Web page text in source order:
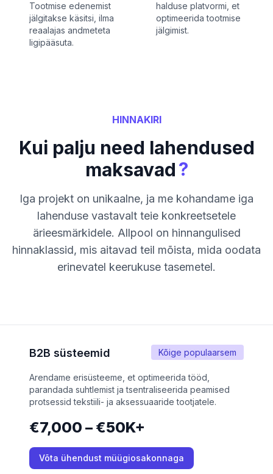
Tootmise edenemist
jälgitakse käsitsi, ilma
reaalajas andmeteta
ligipääsuta.
halduse platvormi, et
optimeerida tootmise
jälgimist.
HINNAKIRI
Kui palju need lahendused
maksavad?
Iga projekt on unikaalne, ja me kohandame iga
lahenduse vastavalt teie konkreetsetele
ärieesmärkidele. Allpool on hinnangulised
hinnaklassid, mis aitavad teil mõista, mida oodata
erinevatel keerukuse tasemetel.
Kõige populaarsem
B2B süsteemid
Arendame erisüsteeme, et optimeerida tööd,
parandada suhtlemist ja tsentraliseerida peamised
protsessid tekstiili- ja aksessuaaride tootjatele.
€7,000 – €50K+
Võta ühendust müügiosakonnaga